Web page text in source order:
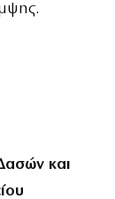
και